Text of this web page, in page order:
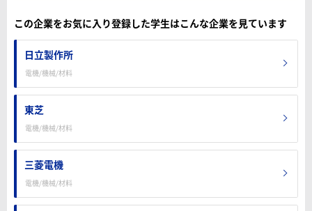
この企業をお気に入り登録した学生はこんな企業を見ています
日立製作所
電機/機械/材料
東芝
電機/機械/材料
三菱電機
電機/機械/材料